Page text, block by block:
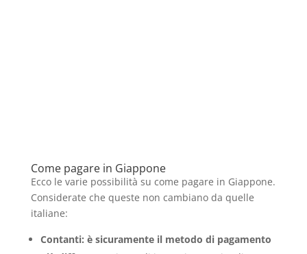
Come pagare in Giappone
Ecco le varie possibilità su come pagare in Giappone.
Considerate che queste non cambiano da quelle
italiane:
Contanti: è sicuramente il metodo di pagamento